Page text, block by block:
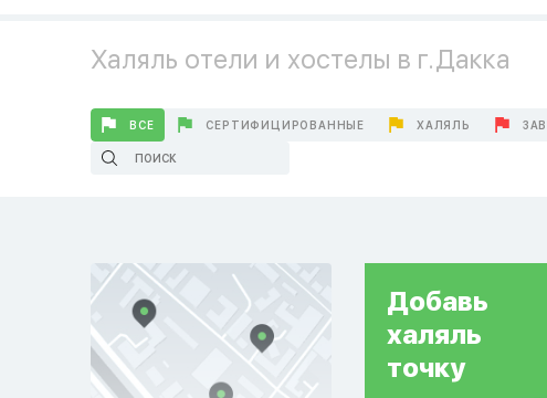
Халяль отели и хостелы в г.Дакка
ВСЕ СЕРТИФИЦИРОВАННЫЕ ХАЛЯЛЬ
Добавь
халяль
точку